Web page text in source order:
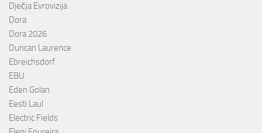
Dječja Evrovizija
Dora
Dora 2026
Duncan Laurence
Ebreichsdorf
EBU
Eden Golan
Eesti Laul
Electric Fields